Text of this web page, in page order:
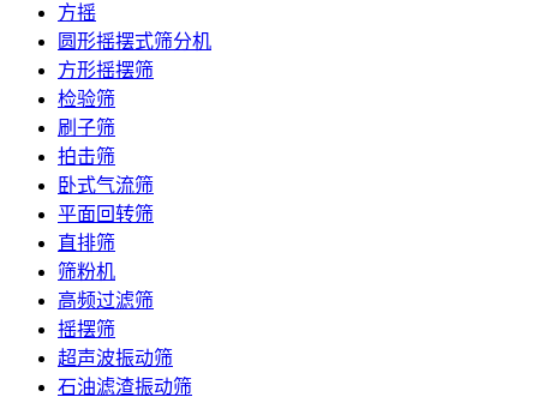
方摇
圆形摇摆式筛分机
方形摇摆筛
检验筛
刷子筛
拍击筛
卧式气流筛
平面回转筛
直排筛
筛粉机
高频过滤筛
摇摆筛
超声波振动筛
石油滤渣振动筛